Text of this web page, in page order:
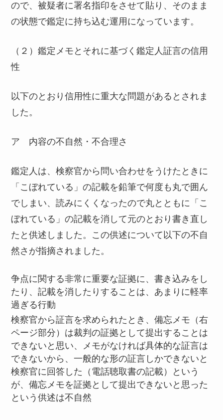
ので、被疑者に署名指印をさせて貼り、そのまま
の状態で鑑定に持ち込む運用になっています。
（２）鑑定メモとそれに基づく鑑定人証言の信用
性
以下のとおり信用性に重大な問題があるとされま
した。
ア 内容の不自然・不合理さ
鑑定人は、検察官から問い合わせをうけたときに
「こぼれている」の記載を鉛筆で何度も丸で囲ん
でしまい、読みにくくなったので丸とともに「こ
ぼれている」の記載を消して元のとおり書き直し
たと供述しました。この供述について以下の不自
然さが指摘されました。
争点に関する非常に重要な証拠に、書き込みをし
たり、記載を消したりすることは、あまりに軽率
過ぎる行動
検察官から証言を求められたとき、備忘メモ（右
ページ部分）は裁判の証拠として提出することは
できないと思い、メモがなければ具体的な証言は
できないから、一般的な形の証言しかできないと
検察官に回答した（電話聴取書の記載）という
が、備忘メモを証拠として提出できないと思った
という供述は不自然